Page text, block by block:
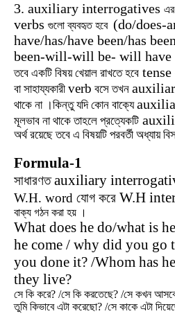
3. auxiliary interrogatives এর
verbs গুলো ব্যবহৃত হবে (do/does-
have/has/have been/has
been-will-will be- will have
তবে একটি বিষয় খেয়াল রাখতে হবে tense
বা সাহায্যকারী verb বসে তখন
থাকে না ।কিন্তু যদি কোন বাক্যে
মূলভাব না থাকে তাহলে প্রত্যেকটি
অর্থ রয়েছে তবে এ বিষয়টি পরবর্তী অধ্যায়
Formula-1
সাধারণতauxiliary
W.H. word যোগ করে W.H
বাক্য গঠন করা হয় ।
What does he do/what is
he come / why did you go
you done it? /Whom has
they live?
সে কি করে? /সে কি করতেছে? /সে কখন
তুমি কিভাবে এটা করেছো? /সে কাকে এটা